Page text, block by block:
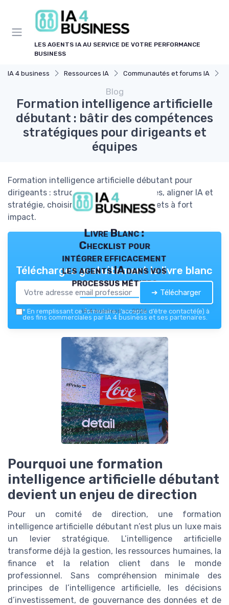
LES AGENTS IA AU SERVICE DE VOTRE PERFORMANCE
BUSINESS
IA 4 business Ressources IA Communautés et forums IA
Blog
Formation intelligence artificielle
débutant : bâtir des compétences
stratégiques pour dirigeants et
équipes
Formation intelligence artificielle débutant pour
dirigeants : structurer vos compétences, aligner IA et
stratégie, choisir les bons outils et projets à fort
impact.
Livre Blanc :
Checklist pour
intégrer efficacement
les agents IA dans vos
processus métiers
IA 4 business — 2026
Téléchargez gratuitement le livre blanc
➔ Télécharger
* En remplissant ce formulaire, j’accepte d’être contacté(e) à
des fins commerciales par IA 4 business et ses partenaires.
Pourquoi une formation
intelligence artificielle débutant
devient un enjeu de direction
Pour un comité de direction, une formation
intelligence artificielle débutant n’est plus un luxe mais
un levier stratégique. L’intelligence artificielle
transforme déjà la gestion, les ressources humaines, la
finance et la relation client dans le monde
professionnel. Sans compréhension minimale des
principes de l’intelligence artificielle, les décisions
d’investissement, de gouvernance des données et de